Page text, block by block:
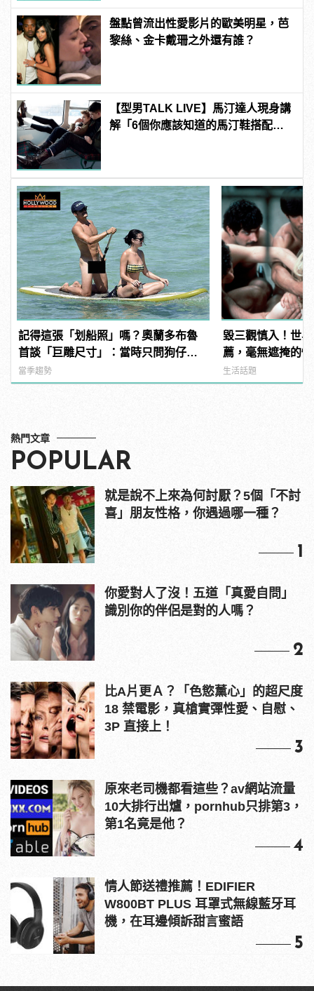
盤點曾流出性愛影片的歐美明星，芭
黎絲、金卡戴珊之外還有誰？
【型男TALK LIVE】馬汀達人現身講
解「6個你應該知道的馬汀鞋搭配密
記得這張「划船照」嗎？奧蘭多布魯
首談「巨雕尺寸」：當時只問狗仔，
你們有那麼大的馬賽克嗎？
當季趨勢
毀三觀慎入！世
薦，毫無遮掩的
噁心到極致！ |
男
生活話題
熱門文章
POPULAR
就是說不上來為何討厭？5個「不討
喜」朋友性格，你遇過哪一種？
1
你愛對人了沒！五道「真愛自問」
識別你的伴侶是對的人嗎？
2
比A片更Ａ？「色慾薰心」的超尺度
18 禁電影，真槍實彈性愛、自慰、
3P 直接上！
3
原來老司機都看這些？av網站流量
10大排行出爐，pornhub只排第3，
第1名竟是他？
4
情人節送禮推薦！EDIFIER
W800BT PLUS 耳罩式無線藍牙耳
機，在耳邊傾訴甜言蜜語
5